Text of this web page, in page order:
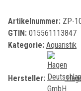
Artikelnummer: ZP-
GTIN: 015561113847
Kategorie: Aquaristik
Hersteller: